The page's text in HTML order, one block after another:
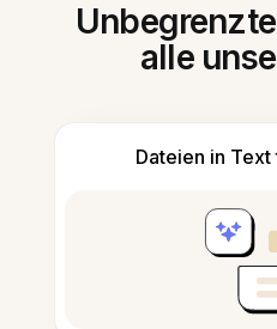
alle
Dateien in